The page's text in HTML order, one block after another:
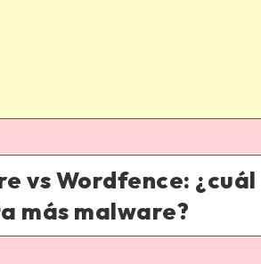
vs Wordfence: ¿cuál
más malware?